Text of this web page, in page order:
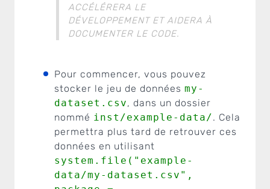
ACCÉLÉRERA LE
DÉVELOPPEMENT ET AIDERA À
DOCUMENTER LE CODE.
Pour commencer, vous pouvez
stocker le jeu de données my-
dataset.csv, dans un dossier
nommé inst/example-data/. Cela
permettra plus tard de retrouver ces
données en utilisant
system.file("example-
data/my-dataset.csv",